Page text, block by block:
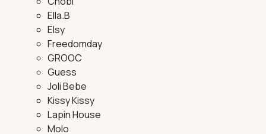
Ella.B
Elsy
Freedomday
GROOC
Guess
Joli Bebe
Kissy Kissy
Lapin House
Molo